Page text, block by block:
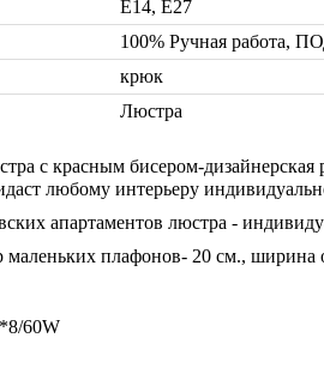
Е14, Е27
100% Ручная работа,
крюк
Люстра
с красным бисером-
любому интерьеру
апартаментов люстра -
плафонов- 20 см., ширина
60W